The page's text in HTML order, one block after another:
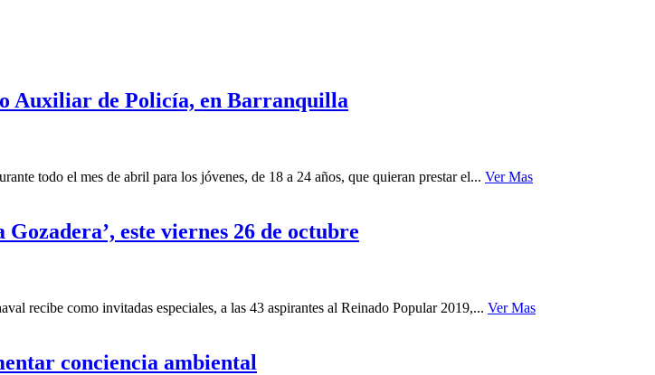
Auxiliar de Policía, en Barranquilla
todo el mes de abril para los jóvenes, de 18 a 24 años, que quieran prestar el... Ver Mas
este viernes 26 de octubre
recibe como invitadas especiales, a las 43 aspirantes al Reinado Popular 2019,... Ver Mas
conciencia ambiental